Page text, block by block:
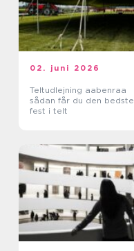
02. juni 2026
Teltudlejning aabenraa
sådan får du den bedste
fest i telt